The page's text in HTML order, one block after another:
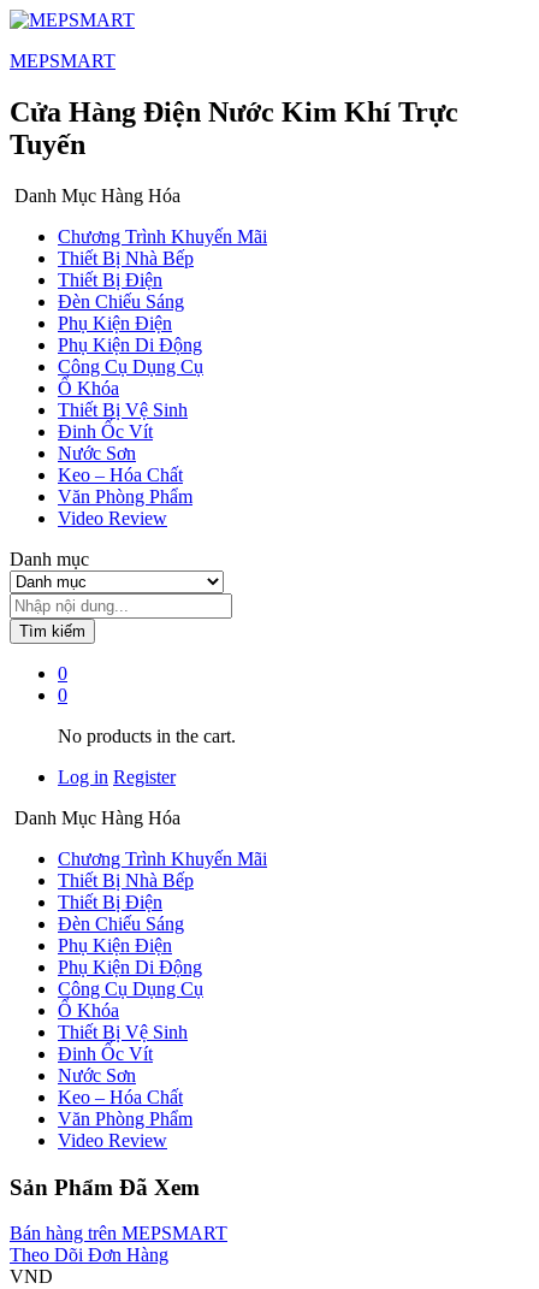
MEPSMART
Cửa Hàng Điện Nước Kim Khí Trực
Tuyến
Danh Mục Hàng Hóa
Chương Trình Khuyến Mãi
Thiết Bị Nhà Bếp
Thiết Bị Điện
Đèn Chiếu Sáng
Phụ Kiện Điện
Phụ Kiện Di Động
Công Cụ Dụng Cụ
Ổ Khóa
Thiết Bị Vệ Sinh
Đinh Ốc Vít
Nước Sơn
Keo – Hóa Chất
Văn Phòng Phẩm
Video Review
Danh mục
Tìm kiếm
0
0
No products in the cart.
Log in Register
Danh Mục Hàng Hóa
Chương Trình Khuyến Mãi
Thiết Bị Nhà Bếp
Thiết Bị Điện
Đèn Chiếu Sáng
Phụ Kiện Điện
Phụ Kiện Di Động
Công Cụ Dụng Cụ
Ổ Khóa
Thiết Bị Vệ Sinh
Đinh Ốc Vít
Nước Sơn
Keo – Hóa Chất
Văn Phòng Phẩm
Video Review
Sản Phẩm Đã Xem
Bán hàng trên MEPSMART
Theo Dõi Đơn Hàng
VND